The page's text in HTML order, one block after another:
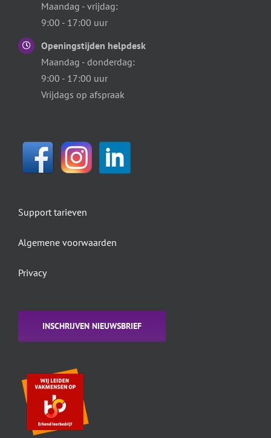
Maandag - vrijdag:
9:00 - 17:00 uur
Openingstijden helpdesk
Maandag - donderdag:
9:00 - 17:00 uur
Vrijdags op afspraak
Support tarieven
Algemene voorwaarden
Privacy
INSCHRIJVEN NIEUWSBRIEF